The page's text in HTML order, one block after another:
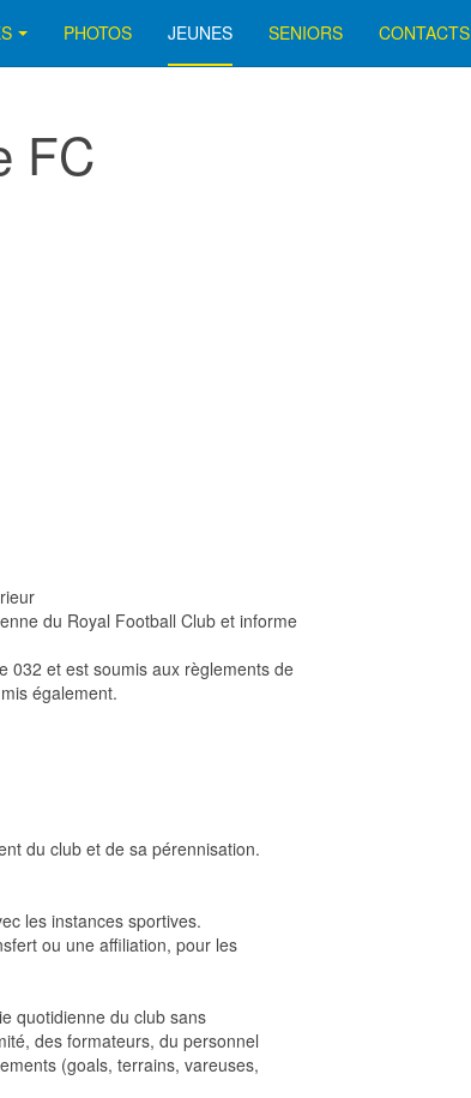
PHOTOS JEUNES SENIORS CONTACTS
FC
du Royal Football Club et informe
032 et est soumis aux règlements de
également.
du club et de sa pérennisation.
les instances sportives.
ou une affiliation, pour les
quotidienne du club sans
des formateurs, du personnel
(goals, terrains, vareuses,